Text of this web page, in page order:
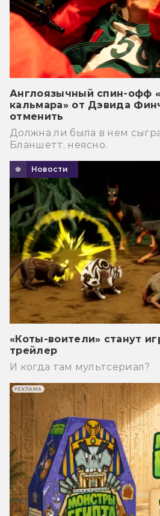
Англоязычный спин-офф
кальмара» от Дэвида
отменить
Должна ли была в нем
Бланшетт, неясно.
Новости
«Коты-воители» станут
трейлер
И когда там мультсериал?
РЕКЛАМА